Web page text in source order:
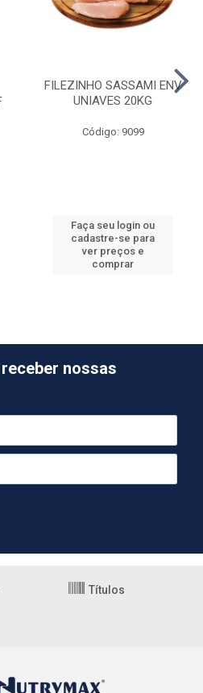
FILEZINHO SASSAMI ENV
UNIAVES 20KG
Código: 9099
Faça seu login ou
cadastre-se para
ver preços e
comprar
nossas
Títulos